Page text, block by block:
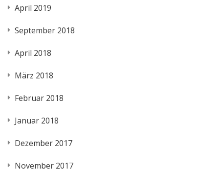
April 2019
September 2018
April 2018
März 2018
Februar 2018
Januar 2018
Dezember 2017
November 2017